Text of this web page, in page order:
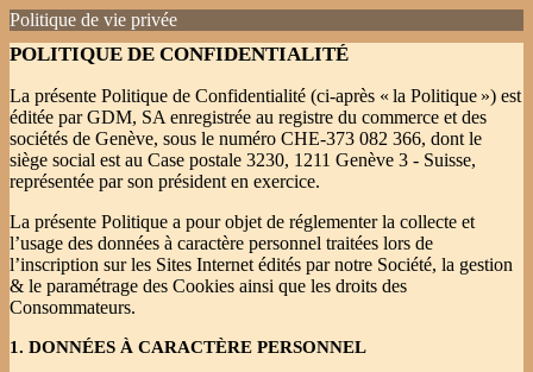
Politique de vie privée
POLITIQUE DE CONFIDENTIALITÉ
La présente Politique de Confidentialité (ci-après « la Politique ») est
éditée par GDM, SA enregistrée au registre du commerce et des
sociétés de Genève, sous le numéro CHE-373 082 366, dont le
siège social est au Case postale 3230, 1211 Genève 3 - Suisse,
représentée par son président en exercice.
La présente Politique a pour objet de réglementer la collecte et
l’usage des données à caractère personnel traitées lors de
l’inscription sur les Sites Internet édités par notre Société, la gestion
& le paramétrage des Cookies ainsi que les droits des
Consommateurs.
1. DONNÉES À CARACTÈRE PERSONNEL